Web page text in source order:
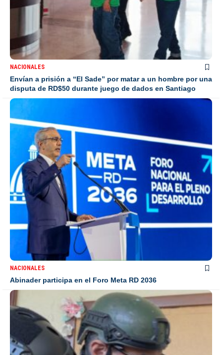
NACIONALES
Envían a prisión a “El Sade” por matar a un hombre por una
disputa de RD$50 durante juego de dados en Santiago
NACIONALES
Abinader participa en el Foro Meta RD 2036